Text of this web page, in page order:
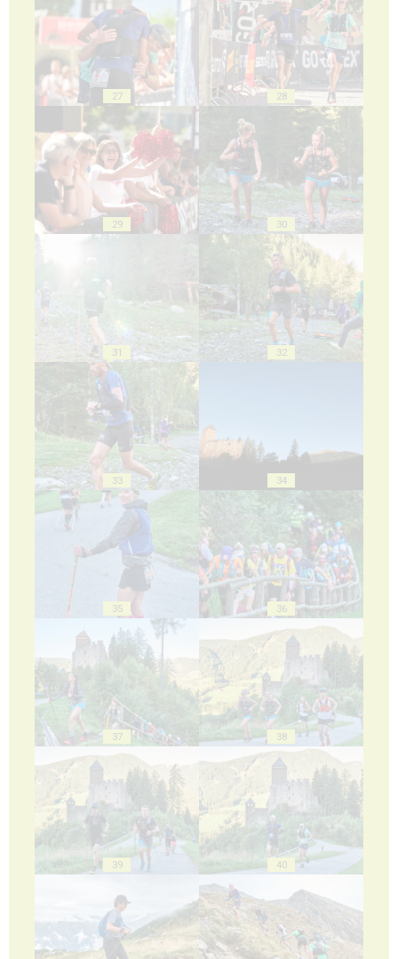
27 28
29 30
31 32
33 34
35 36
37 38
39 40